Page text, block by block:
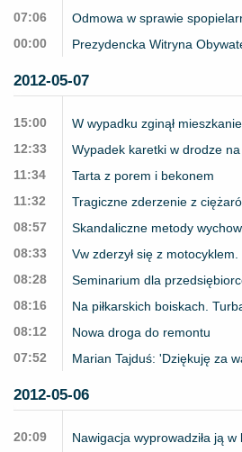
07:06
Odmowa w sprawie
00:00
Prezydencka Witryna
2012-05-07
15:00
W wypadku zginął
12:33
Wypadek karetki w drodze
11:34
Tarta z porem i bekonem
11:32
Tragiczne zderzenie z
08:57
Skandaliczne metody
08:33
Vw zderzył się z motocyklem.
08:28
Seminarium dla
08:16
Na piłkarskich boiskach.
08:12
Nowa droga do remontu
07:52
Marian Tajduś: 'Dziękuję za
2012-05-06
20:09
Nawigacja wyprowadziła ją w